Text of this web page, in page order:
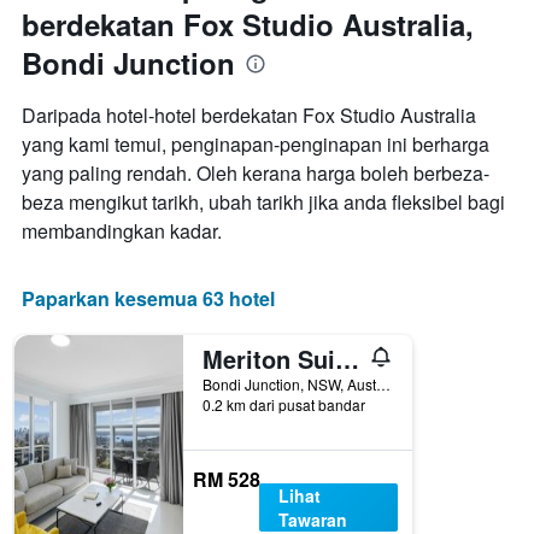
berdekatan Fox Studio Australia,
Bondi Junction
Daripada hotel-hotel berdekatan Fox Studio Australia
yang kami temui, penginapan-penginapan ini berharga
yang paling rendah. Oleh kerana harga boleh berbeza-
beza mengikut tarikh, ubah tarikh jika anda fleksibel bagi
membandingkan kadar.
Paparkan kesemua 63 hotel
Meriton Suites Bondi Junction
Bondi Junction, NSW, Australia
0.2 km dari pusat bandar
RM 528
Lihat
Tawaran